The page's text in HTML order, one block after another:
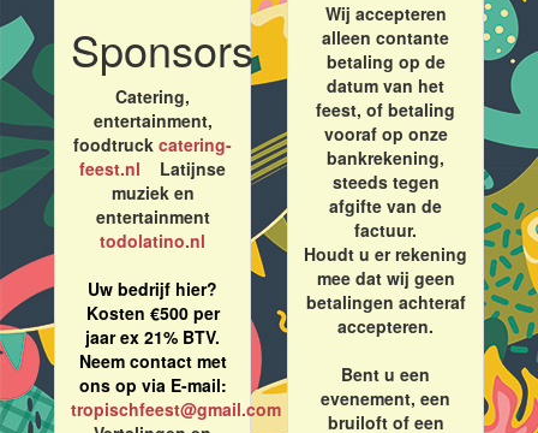
Sponsors
Catering,
entertainment,
foodtruck catering-
feest.nl Latijnse
muziek en
entertainment
todolatino.nl
Uw bedrijf hier?
Kosten €500 per
jaar ex 21% BTV.
Neem contact met
ons op via E-mail:
tropischfeest@gmail.com
Wij accepteren
alleen contante
betaling op de
datum van het
feest, of betaling
vooraf op onze
bankrekening,
steeds tegen
afgifte van de
factuur.
Houdt u er rekening
mee dat wij geen
betalingen achteraf
accepteren.
Bent u een
evenement, een
bruiloft of een